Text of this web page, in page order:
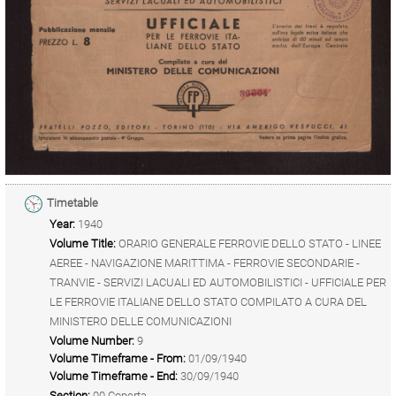
Timetable
Year: 1940
Volume Title: ORARIO GENERALE FERROVIE DELLO STATO - LINEE
AEREE - NAVIGAZIONE MARITTIMA - FERROVIE SECONDARIE -
TRANVIE - SERVIZI LACUALI ED AUTOMOBILISTICI - UFFICIALE PER
LE FERROVIE ITALIANE DELLO STATO COMPILATO A CURA DEL
MINISTERO DELLE COMUNICAZIONI
Volume Number: 9
Volume Timeframe - From: 01/09/1940
Volume Timeframe - End: 30/09/1940